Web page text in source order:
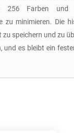
256 Farben und
zu minimieren. Die
speichern und zu
es bleibt ein